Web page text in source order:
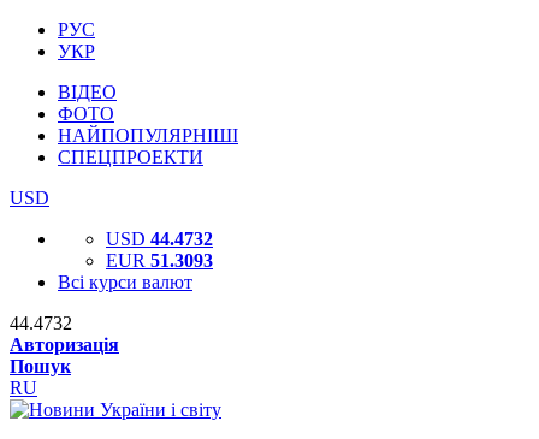
РУС
УКР
ВІДЕО
ФОТО
НАЙПОПУЛЯРНІШІ
СПЕЦПРОЕКТИ
USD
USD 44.4732
EUR 51.3093
Всі курси валют
44.4732
Авторизація
Пошук
RU